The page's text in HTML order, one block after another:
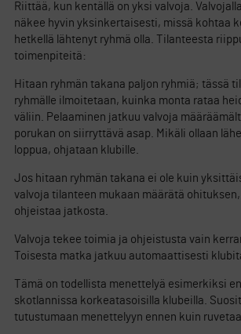
Riittää, kun kentällä on yksi valvoja.
näkee hyvin yksinkertaisesti, missä kohtaa
hetkellä lähtenyt ryhmä olla. Tilanteesta
toimenpiteitä:
Hitaan ryhmän takana paljon ryhmiä; tässä
ryhmälle ilmoitetaan, kuinka monta rataa
väliin. Pelaaminen jatkuu valvoja
porukan on siirryttävä asap. Mikäli ollaan
loppua, ohjataan klubille.
Jos hitaan ryhmän takana ei ole kuin
valvoja tilanteen mukaan määrätä ohituksen,
ohjeistaa jatkosta.
Valvoja tekee toimia ja ohjeistusta vain
Toisesta matka jatkuu automaattisesti
Tämä on todellista menettelyä esimerkiksi
skotlannissa korkeatasoisilla klubeilla.
tutustumaan menettelyyn ennen kuin